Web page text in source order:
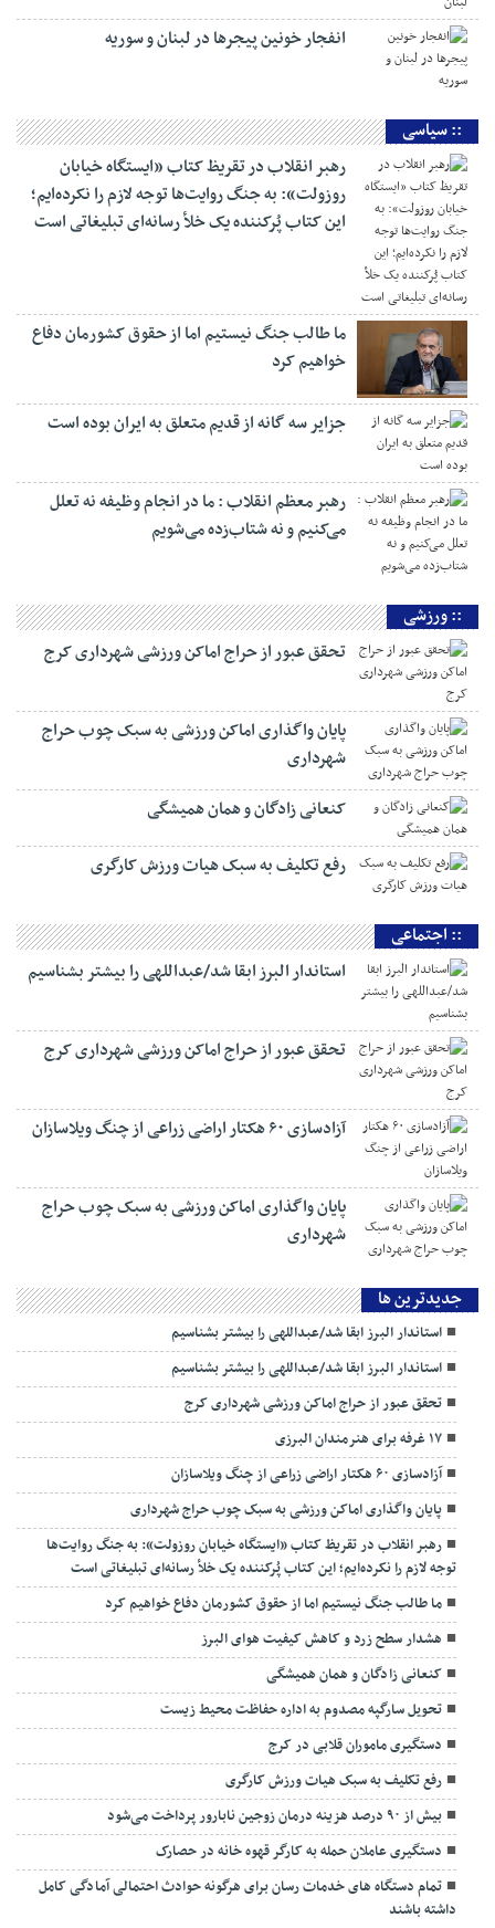
:: بین الملل
واکنش رئیس جمهور به انفجار های لبنان
سریال انفجار های لبنان
:: سیاسی
روزولت»: به جنگ روایت‌ها توجه لازم را نکرده‌ایم؛
جزایر سه گانه از قدیم متعلق به ایران بوده است
رهبر معظم انقلاب : ما در انجام وظیفه نه تعلل
می‌کنیم و نه شتاب‌زده می‌شویم
:: ورزشی
تحقق عبور از حراج اماکن ورزشی شهرداری کرج
پایان واگذاری اماکن ورزشی به سبک چوب حراج
شهرداری
کنعانی زادگان و همان همیشگی
:: اجتماعی
استاندار البرز ابقا شد/عبداللهی را بیشتر بشناسیم
آزادسازی ۶۰ هکتار اراضی زراعی از چنگ ویلاسازان
پایان واگذاری اماکن ورزشی به سبک چوب حراج
شهرداری
جديدترين ها
استاندار البرز ابقا شد/عبداللهی را بیشتر بشناسیم
استاندار البرز ابقا شد/عبداللهی را بیشتر بشناسیم
تحقق عبور از حراج اماکن ورزشی شهرداری کرج
۱۷ غرفه برای هنرمندان البرزی
آزادسازی ۶۰ هکتار اراضی زراعی از چنگ ویلاسازان
پایان واگذاری اماکن ورزشی به سبک چوب حراج شهرداری
رهبر انقلاب در تقریظ کتاب «ایستگاه خیابان روزولت»: به جنگ روایت‌ها
توجه لازم را نکرده‌ایم؛ این کتاب پُرکننده‌ یک خلأ رسانه‌ای تبلیغاتی است
ما طالب جنگ نیستیم اما از حقوق کشورمان دفاع خواهیم کرد
هشدار سطح زرد و کاهش کیفیت هوای البرز
کنعانی زادگان و همان همیشگی